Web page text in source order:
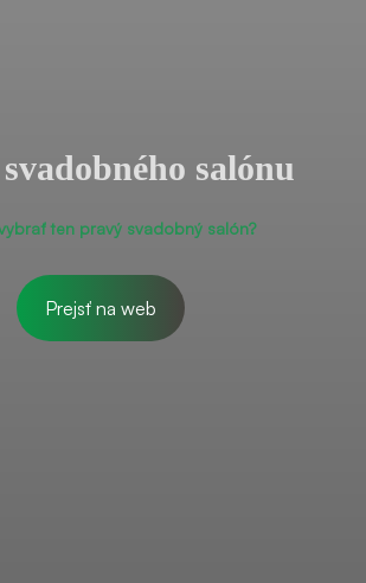
salónu
ten pravý svadobný salón?
Prejsť na web